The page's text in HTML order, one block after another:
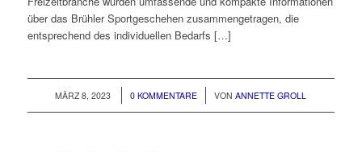
über das Brühler Sportgeschehen zusammengetragen, die
entsprechend des individuellen Bedarfs […]
MÄRZ 8, 2023
/ 0 KOMMENTARE
/ VONANNETTE GROLL